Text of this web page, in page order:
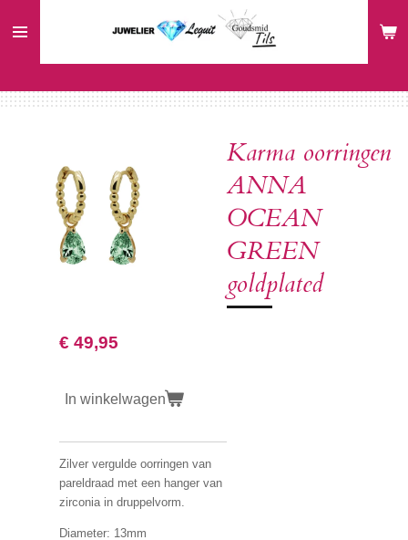
direct
hoofdinhoud
Karma oorringen
ANNA
OCEAN
GREEN
goldplated
€ 49,95
In winkelwagen
Zilver vergulde oorringen van
pareldraad met een hanger van
zirconia in druppelvorm.
Diameter: 13mm